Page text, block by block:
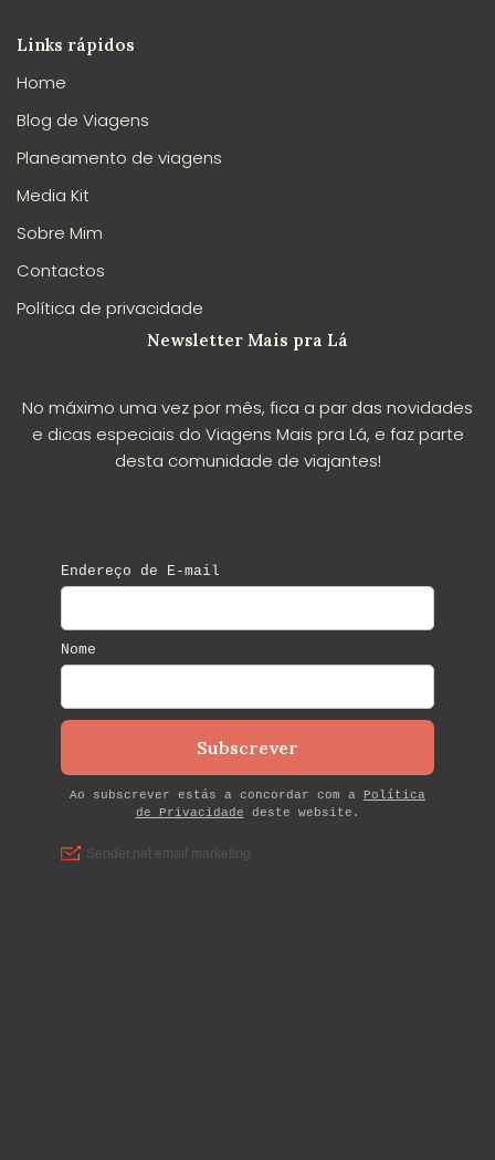
Links rápidos
Home
Blog de Viagens
Planeamento de viagens
Media Kit
Sobre Mim
Contactos
Política de privacidade
Newsletter Mais pra Lá
No máximo uma vez por mês, fica a par das novidades
e dicas especiais do Viagens Mais pra Lá, e faz parte
desta comunidade de viajantes!